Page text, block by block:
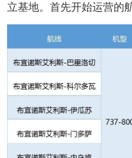
立基地。首先开始运营的